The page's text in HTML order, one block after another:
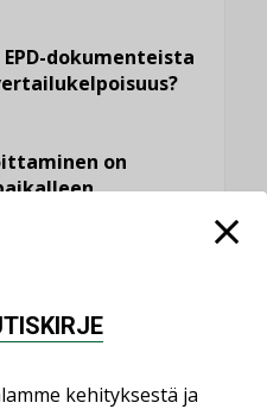
dokumenteista
on
kehityksestä ja